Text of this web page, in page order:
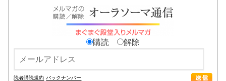
購読 解除
読者購読規約 バックナンバー